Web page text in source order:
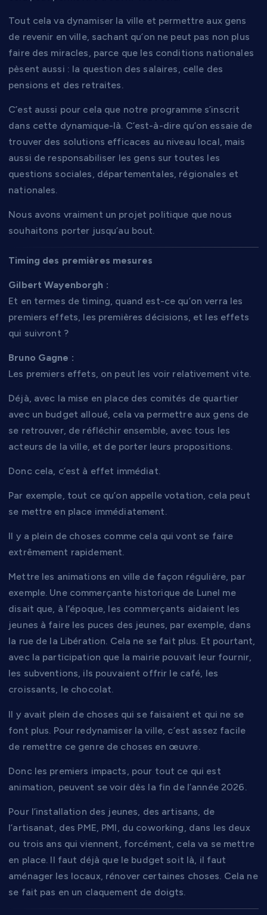
Tout cela va dynamiser la ville et permettre aux gens
de revenir en ville, sachant qu’on ne peut pas non plus
faire des miracles, parce que les conditions nationales
pèsent aussi : la question des salaires, celle des
pensions et des retraites.
C’est aussi pour cela que notre programme s’inscrit
dans cette dynamique-là. C’est-à-dire qu’on essaie de
trouver des solutions efficaces au niveau local, mais
aussi de responsabiliser les gens sur toutes les
questions sociales, départementales, régionales et
nationales.
Nous avons vraiment un projet politique que nous
souhaitons porter jusqu’au bout.
Timing des premières mesures
Gilbert Wayenborgh :
Et en termes de timing, quand est-ce qu’on verra les
premiers effets, les premières décisions, et les effets
qui suivront ?
Bruno Gagne :
Les premiers effets, on peut les voir relativement vite.
Déjà, avec la mise en place des comités de quartier
avec un budget alloué, cela va permettre aux gens de
se retrouver, de réfléchir ensemble, avec tous les
acteurs de la ville, et de porter leurs propositions.
Donc cela, c’est à effet immédiat.
Par exemple, tout ce qu’on appelle votation, cela peut
se mettre en place immédiatement.
Il y a plein de choses comme cela qui vont se faire
extrêmement rapidement.
Mettre les animations en ville de façon régulière, par
exemple. Une commerçante historique de Lunel me
disait que, à l’époque, les commerçants aidaient les
jeunes à faire les puces des jeunes, par exemple, dans
la rue de la Libération. Cela ne se fait plus. Et pourtant,
avec la participation que la mairie pouvait leur fournir,
les subventions, ils pouvaient offrir le café, les
croissants, le chocolat.
Il y avait plein de choses qui se faisaient et qui ne se
font plus. Pour redynamiser la ville, c’est assez facile
de remettre ce genre de choses en œuvre.
Donc les premiers impacts, pour tout ce qui est
animation, peuvent se voir dès la fin de l’année 2026.
Pour l’installation des jeunes, des artisans, de
l’artisanat, des PME, PMI, du coworking, dans les deux
ou trois ans qui viennent, forcément, cela va se mettre
en place. Il faut déjà que le budget soit là, il faut
aménager les locaux, rénover certaines choses. Cela ne
se fait pas en un claquement de doigts.